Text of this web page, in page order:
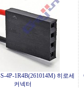
4P-1R4B(261014M) 히로세
커넥터